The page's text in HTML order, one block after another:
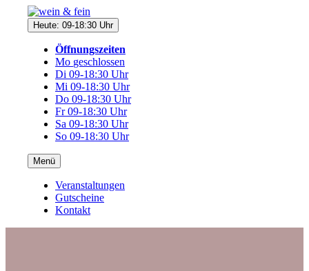
Direkt
Inhalt
Heute: 09-18:30 Uhr
Öffnungszeiten
Mo geschlossen
Di 09-18:30 Uhr
Mi 09-18:30 Uhr
Do 09-18:30 Uhr
Fr 09-18:30 Uhr
Sa 09-18:30 Uhr
So 09-18:30 Uhr
Menü
Veranstaltungen
Gutscheine
Kontakt